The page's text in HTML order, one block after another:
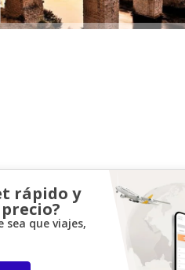
rápido y
que viajes,